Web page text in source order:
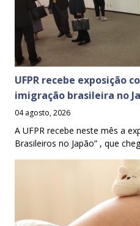
UFPR recebe exposição
imigração brasileira no
04 agosto, 2026
A UFPR recebe neste mês a
Brasileiros no Japão” , que